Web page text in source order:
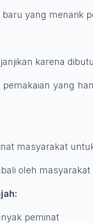
yang menarik
karena
yang
masyarakat
oleh masyarakat
peminat